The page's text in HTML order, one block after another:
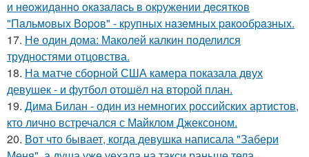
и нeoжидaннo oкaзaлacь в oкpужeнии дecяткoв
"Пaльмoвых Вopoв" - кpупных нaзeмных paкooбpaзных.
17. Не один дома: Маколей калкин поделился
трудностями отцовства.
18. На матче сборной США камера показала двух
девушек - и футбол отошёл на второй план.
19. Дима Билан - один из немногих российских артистов,
кто лично встречался с Майклом Джексоном.
20. Вот что бывает, когда девушка написала "Забери